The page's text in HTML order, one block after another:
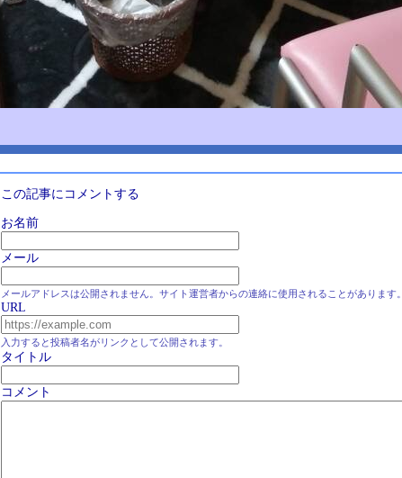
この記事にコメントする
お名前
メール
メールアドレスは公開されません。サイト運営者からの連絡に使用されることがあります。
URL
入力すると投稿者名がリンクとして公開されます。
タイトル
コメント